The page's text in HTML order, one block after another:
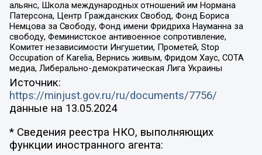
альянс, Школа международных отношений им Нормана
Патерсона, Центр Гражданских Свобод, Фонд Бориса
Немцова за Свободу, Фонд имени Фридриха Науманна за
свободу, Феминистское антивоенное сопротивление,
Комитет независимости Ингушетии, Прометей, Stop
Occupation of Karelia, Вернись живым, Фридом Хаус, СОТА
медиа, Либерально-демократическая Лига Украины
Источник:
https://minjust.gov.ru/ru/documents/7756/
данные на 13.05.2024
* Сведения реестра НКО, выполняющих
функции иностранного агента: